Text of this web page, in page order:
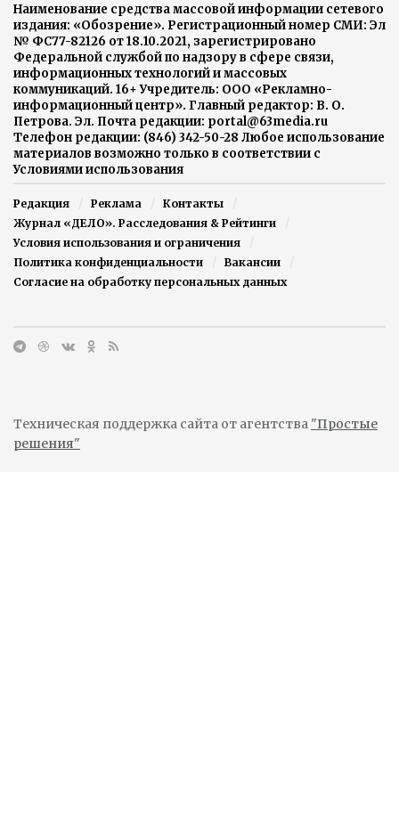
Наименование средства массовой информации сетевого
издания: «Обозрение». Регистрационный номер СМИ: Эл
№ ФС77-82126 от 18.10.2021, зарегистрировано
Федеральной службой по надзору в сфере связи,
информационных технологий и массовых
коммуникаций. 16+ Учредитель: ООО «Рекламно-
информационный центр». Главный редактор: В. О.
Петрова. Эл. Почта редакции: portal@63media.ru
Телефон редакции: (846) 342-50-28 Любое использование
материалов возможно только в соответствии с
Условиями использования
Редакция Реклама
Контакты
Журнал «ДЕЛО». Расследования & Рейтинги
Условия использования и ограничения
Политика конфиденциальности
Вакансии
Согласие на обработку персональных данных
Техническая поддержка сайта от агентства "Простые
решения"